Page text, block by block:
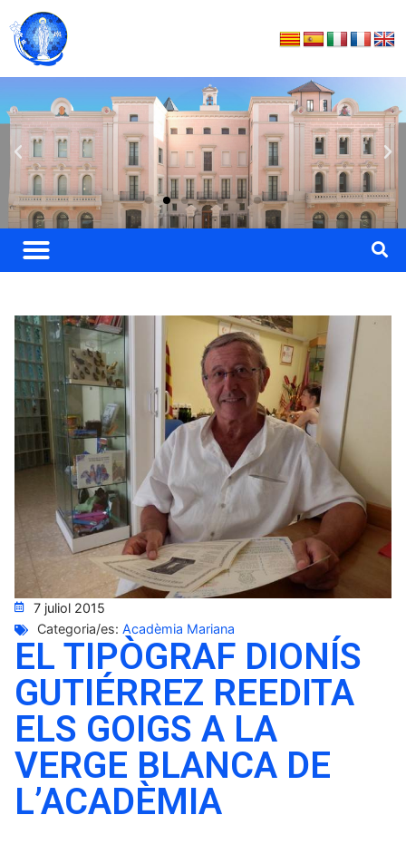
7 juliol 2015
Categoria/es: Acadèmia Mariana
EL TIPÒGRAF DIONÍS
GUTIÉRREZ REEDITA
ELS GOIGS A LA
VERGE BLANCA DE
L’ACADÈMIA